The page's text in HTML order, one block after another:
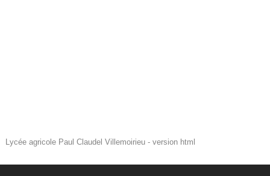
Lycée agricole Paul Claudel Villemoirieu - version html